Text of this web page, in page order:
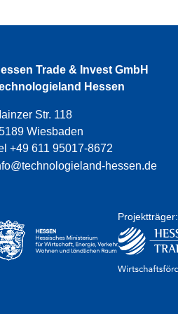
Trade & Invest GmbH
Hessen
Str. 118
Wiesbaden
+49 611 95017-8672
hessen.de
Projektträger: